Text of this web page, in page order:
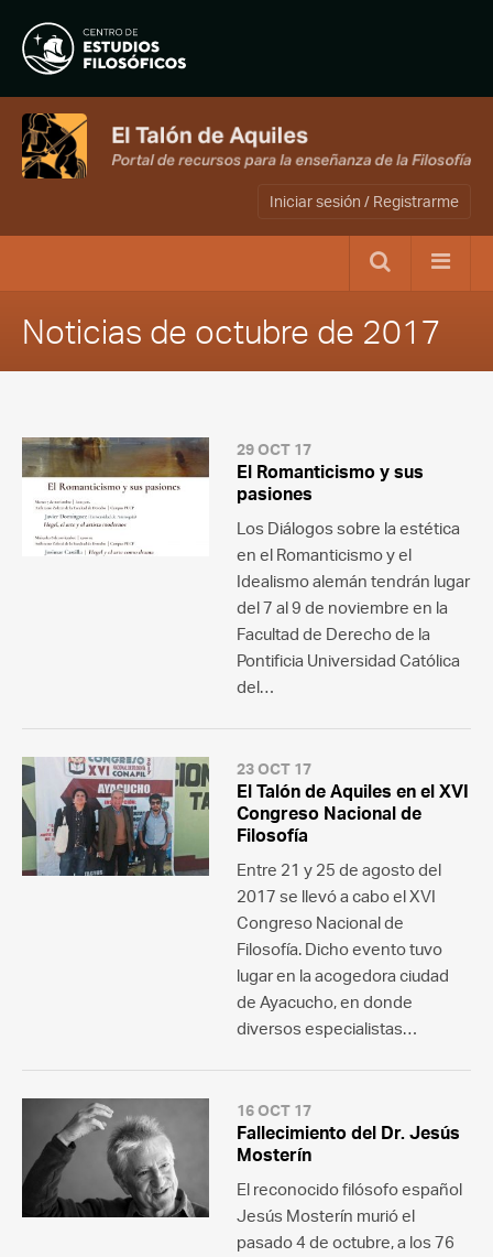
Iniciar sesión / Registrarme
Noticias de octubre de 2017
29 OCT 17
El Romanticismo y sus
pasiones
Los Diálogos sobre la estética
en el Romanticismo y el
Idealismo alemán tendrán lugar
del 7 al 9 de noviembre en la
Facultad de Derecho de la
Pontificia Universidad Católica
del…
23 OCT 17
El Talón de Aquiles en el XVI
Congreso Nacional de
Filosofía
Entre 21 y 25 de agosto del
2017 se llevó a cabo el XVI
Congreso Nacional de
Filosofía. Dicho evento tuvo
lugar en la acogedora ciudad
de Ayacucho, en donde
diversos especialistas…
16 OCT 17
Fallecimiento del Dr. Jesús
Mosterín
El reconocido filósofo español
Jesús Mosterín murió el
pasado 4 de octubre, a los 76